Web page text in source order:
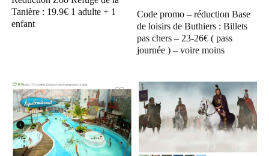
Tanière : 19.9€ 1 adulte + 1
enfant
Code promo – réduction Base
de loisirs de Buthiers : Billets
pas chers – 23-26€ ( pass
journée ) – voire moins